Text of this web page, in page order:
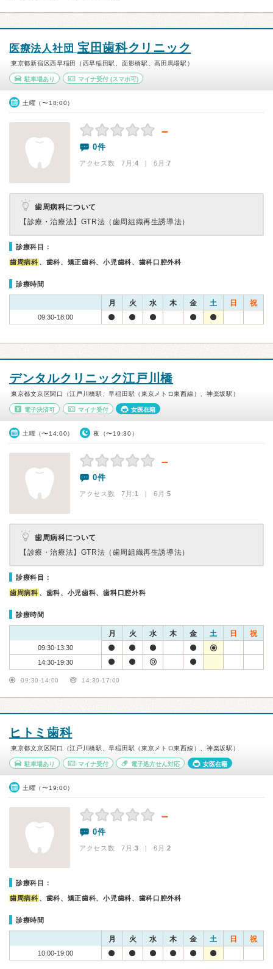
医療法人社団 宝田歯科クリニック
東京都新宿区西早稲田（西早稲田駅、面影橋駅、高田馬場駅）
駐車場あり マイナ受付(スマホ可)
土曜（〜18:00）
－
0件
アクセス数 7月:4 | 6月:7
歯周病科について
【診療・治療法】 GTR法（歯周組織再生誘導法）
診療科目：
歯周病科 、歯科、矯正歯科、小児歯科、歯科口腔外科
診療時間
月 火 水 木 金 土 日 祝
09:30-18:00
デンタルクリニック江戸川橋
東京都文京区関口（江戸川橋駅、早稲田駅（東京メトロ東西線）、神楽坂駅）
電子決済可 マイナ受付 女医在籍
土曜（〜14:00） 夜（〜19:30）
－
0件
アクセス数 7月:1 | 6月:5
歯周病科について
【診療・治療法】 GTR法（歯周組織再生誘導法）
診療科目：
歯周病科 、歯科、小児歯科、歯科口腔外科
診療時間
月 火 水 木 金 土 日 祝
09:30-13:30
14:30-19:30
09:30-14:00 14:30-17:00
ヒトミ歯科
東京都文京区関口（江戸川橋駅、早稲田駅（東京メトロ東西線）、神楽坂駅）
駐車場あり マイナ受付 電子処方せん対応 女医在籍
土曜（〜19:00）
－
0件
アクセス数 7月:3 | 6月:2
診療科目：
歯周病科 、歯科、矯正歯科、小児歯科、歯科口腔外科
診療時間
月 火 水 木 金 土 日 祝
10:00-19:00